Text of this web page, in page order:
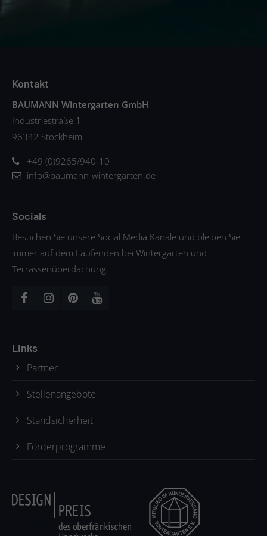
Kontakt
BAUMANN Wintergarten GmbH
Industriestraße 1
96342 Stockheim
+49 (0)9265/940-10
info@baumann-wintergarten.de
Socials
Besuchen Sie unsere Social Media Kanäle und bleiben Sie
immer auf dem Laufenden bei Wintergarten und
Terrassenüberdachung.
Links
Partner
Stellenangebote
Standsicherheit
Förderprogramme